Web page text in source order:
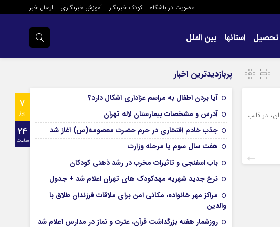
عضویت در باشگاه کودک خبرنگار آموزش خبرنگاری ارسال خبر
استانها بین الملل
در قالب
پربازدیدترین اخبار
7
روز
24
ساعت
آیا بردن اطفال به مراسم عزادارى اشکال دارد؟
آدرس و مشخصات بیمارستان لاله تهران
جذب خادم افتخاری در حرم حضرت معصومه(س) آغاز شد
هفت سال سوم یا مرحله وزارت
باب اسفنجی و تاثیرات مخرب در رشد ذهنی کودکان
نرخ جدید شهریه مهدکودک های تهران اعلام شد + جدول
مراکز مهر خانواده، مکانی امن برای ملاقات فرزندان طلاق با
والدین
روزشمار هفته بزرگداشت قرآن، عترت و نماز در مدارس اعلام شد